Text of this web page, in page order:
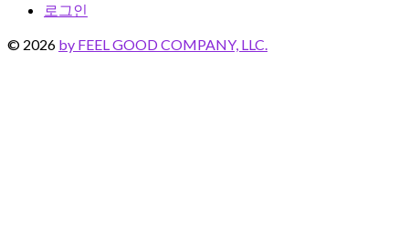
로그인
© 2026 by FEEL GOOD COMPANY, LLC.